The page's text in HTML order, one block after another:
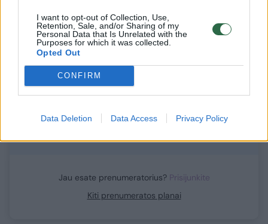
I want to opt-out of Collection, Use,
Retention, Sale, and/or Sharing of my
Personal Data that Is Unrelated with the
Purposes for which it was collected.
Opted Out
CONFIRM
Data Deletion Data Access Privacy Policy
prenumeratoriumi
Vos nuo 1 Eur / mėn.
Prenumeruoti
Jau esate prenumeratorius? Prisijunkite
Kiti prenumeratos planai